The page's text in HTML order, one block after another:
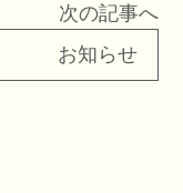
次の記事へ
お知らせ